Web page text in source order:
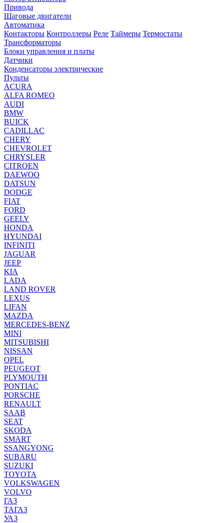
Привода
Шаговые двигатели
Автоматика
Контакторы Контроллеры Реле Таймеры Термостаты
Трансформаторы
Блоки управления и платы
Датчики
Конденсаторы электрические
Пульты
ACURA
ALFA ROMEO
AUDI
BMW
BUICK
CADILLAC
CHERY
CHEVROLET
CHRYSLER
CITROEN
DAEWOO
DATSUN
DODGE
FIAT
FORD
GEELY
HONDA
HYUNDAI
INFINITI
JAGUAR
JEEP
KIA
LADA
LAND ROVER
LEXUS
LIFAN
MAZDA
MERCEDES-BENZ
MINI
MITSUBISHI
NISSAN
OPEL
PEUGEOT
PLYMOUTH
PONTIAC
PORSCHE
RENAULT
SAAB
SEAT
SKODA
SMART
SSANGYONG
SUBARU
SUZUKI
TOYOTA
VOLKSWAGEN
VOLVO
ГАЗ
ТАГАЗ
УАЗ